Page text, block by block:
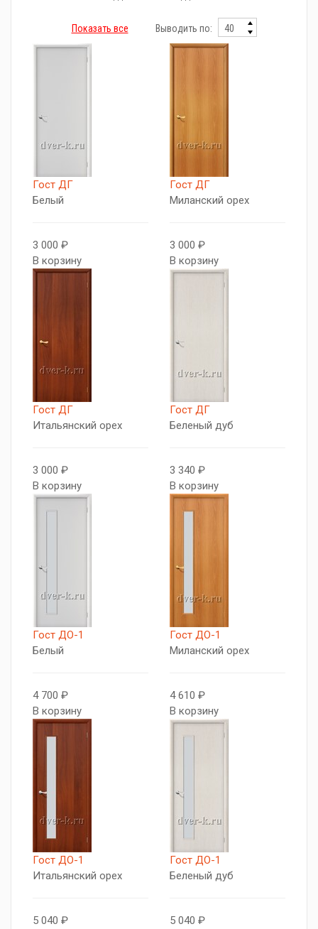
Показать все Выводить по:
Гост ДГ
Белый
3 000 ₽
В корзину
Гост ДГ
Миланский орех
3 000 ₽
В корзину
Гост ДГ
Итальянский орех
3 000 ₽
В корзину
Гост ДГ
Беленый дуб
3 340 ₽
В корзину
Гост ДО-1
Белый
4 700 ₽
В корзину
Гост ДО-1
Миланский орех
4 610 ₽
В корзину
Гост ДО-1
Итальянский орех
5 040 ₽
Гост ДО-1
Беленый дуб
5 040 ₽